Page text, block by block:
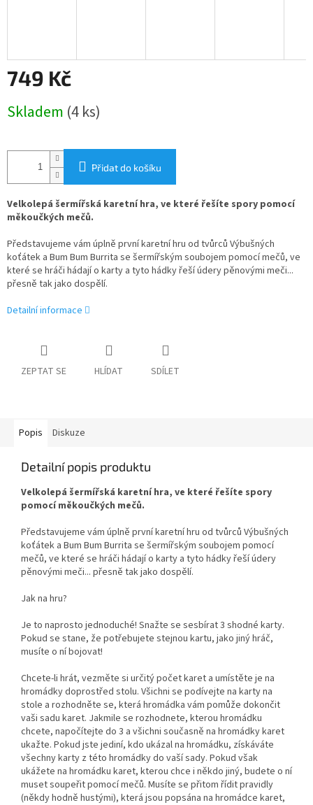
749 Kč
cena:
Skladem (4 ks)
Přidat do košíku
Velkolepá šermířská karetní hra, ve které řešíte spory pomocí
měkoučkých mečů.
Představujeme vám úplně první karetní hru od tvůrců Výbušných
koťátek a Bum Bum Burrita se šermířským soubojem pomocí mečů, ve
které se hráči hádají o karty a tyto hádky řeší údery pěnovými meči...
přesně tak jako dospělí.
Detailní informace
ZEPTAT SE HLÍDAT SDÍLET
Popis Diskuze
Detailní popis produktu
Velkolepá šermířská karetní hra, ve které řešíte spory
pomocí měkoučkých mečů.
Představujeme vám úplně první karetní hru od tvůrců Výbušných
koťátek a Bum Bum Burrita se šermířským soubojem pomocí
mečů, ve které se hráči hádají o karty a tyto hádky řeší údery
pěnovými meči... přesně tak jako dospělí.
Jak na hru?
Je to naprosto jednoduché! Snažte se sesbírat 3 shodné karty.
Pokud se stane, že potřebujete stejnou kartu, jako jiný hráč,
musíte o ní bojovat!
Chcete-li hrát, vezměte si určitý počet karet a umístěte je na
hromádky doprostřed stolu. Všichni se podívejte na karty na
stole a rozhodněte se, která hromádka vám pomůže dokončit
vaši sadu karet. Jakmile se rozhodnete, kterou hromádku
chcete, napočítejte do 3 a všichni současně na hromádky karet
ukažte. Pokud jste jediní, kdo ukázal na hromádku, získáváte
všechny karty z této hromádky do vaší sady. Pokud však
ukážete na hromádku karet, kterou chce i někdo jiný, budete o ní
muset soupeřit pomocí mečů. Musíte se přitom řídit pravidly
(někdy hodně hustými), která jsou popsána na hromádce karet,